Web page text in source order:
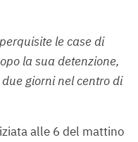
le case di
la sua detenzione,
giorni nel centro di
alle 6 del mattino